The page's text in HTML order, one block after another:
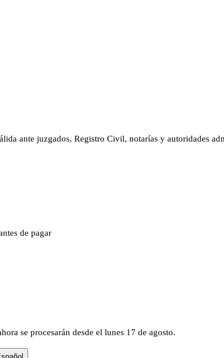
ante juzgados, Registro Civil, notarías y autoridades
de pagar
se procesarán desde el lunes 17 de agosto.